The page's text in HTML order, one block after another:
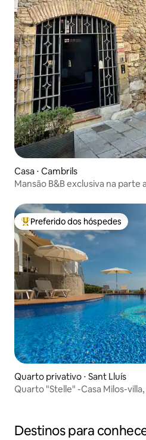
Casa ⋅ Cambrils
Mansão B&B exclusiva na parte
Entre os melhores preferidos
Preferido dos hóspedes
Quarto privativo ⋅ Sant Lluís
Quarto "Stelle" -Casa Milos-
Destinos para